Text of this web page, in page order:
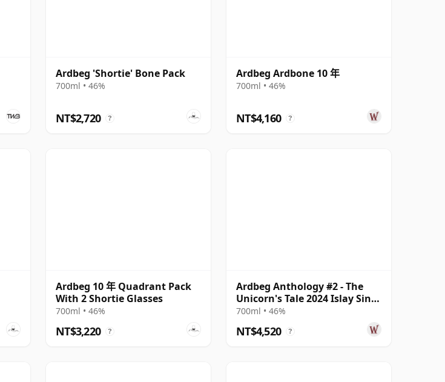
Ardbeg 'Shortie' Bone Pack
700ml • 46%
NT$2,720 ?
Ardbeg Ardbone 10 年
700ml • 46%
NT$4,160 ?
Ardbeg 10 年 Quadrant Pack
With 2 Shortie Glasses
700ml • 46%
NT$3,220 ?
Ardbeg Anthology #2 - The
Unicorn's Tale 2024 Islay Singl
14 年
700ml • 46%
NT$4,520 ?